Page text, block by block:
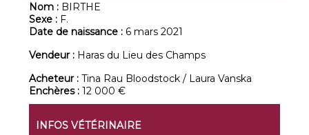
Nom : BIRTHE
Sexe : F.
Date de naissance : 6 mars 2021
Vendeur : Haras du Lieu des Champs
Acheteur :Tina Rau Bloodstock / Laura Vanska
Enchères :12 000 €
INFOS VÉTÉRINAIRE